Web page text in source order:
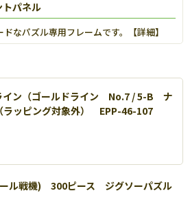
パネル
なパズル専用フレームです。【詳細】
イン（ゴールドライン No.7 / 5-B ナ
ッピング対象外） EPP-46-107
ル戦機) 300ピース ジグソーパズル